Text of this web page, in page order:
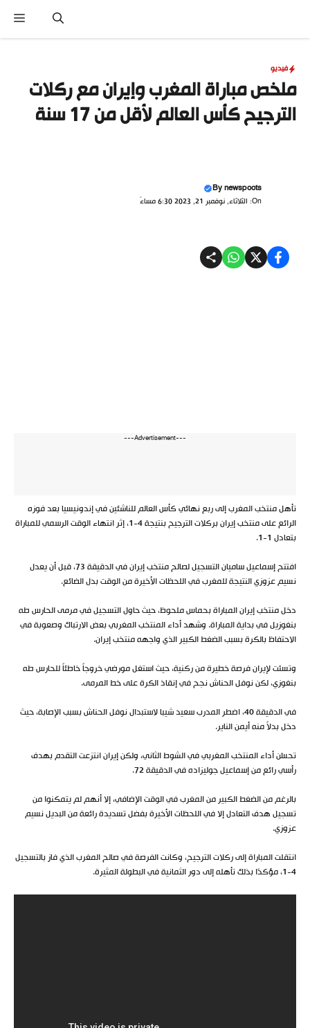
المحتوى
فيديو
ملخص مباراة المغرب وإيران مع ركلات
الترجيح كأس العالم لأقل من 17 سنة
Bynewspoots
On: الثلاثاء, نوفمبر 21, 2023 6:30 مساءً
---Advertisement---
تأهل منتخب المغرب إلى ربع نهائي كأس العالم للناشئين في إندونيسيا بعد فوزه
الرائع على منتخب إيران بركلات الترجيح بنتيجة 4-1، إثر انتهاء الوقت الرسمي للمباراة
بتعادل 1-1.
افتتح إسماعيل ساميان التسجيل لصالح منتخب إيران في الدقيقة 73، قبل أن يعدل
نسيم عزوزي النتيجة للمغرب في اللحظات الأخيرة من الوقت بدل الضائع.
دخل منتخب إيران المباراة بحماس ملحوظ، حيث حاول التسجيل في مرمى الحارس طه
بنغوزيل في بداية المباراة. وشهد أداء المنتخب المغربي بعض الارتباك وصعوبة في
الاحتفاظ بالكرة بسبب الضغط الكبير الذي واجهه منتخب إيران.
وتسنّت لإيران فرصة خطيرة من ركنية، حيث استغل مورضي خروجاً خاطئاً للحارس طه
بنغوزي، لكن نوفل الحناش نجح في إنقاذ الكرة على خط المرمى.
في الدقيقة 40، اضطر المدرب سعيد شيبا لاستبدال نوفل الحناش بسبب الإصابة، حيث
دخل بدلاً منه أيمن الناير.
تحسّن أداء المنتخب المغربي في الشوط الثاني، ولكن إيران انتزعت التقدم بهدف
رأسي رائع من إسماعيل جوليزاده في الدقيقة 72.
بالرغم من الضغط الكبير من المغرب في الوقت الإضافي، إلا أنهم لم يتمكنوا من
تسجيل هدف التعادل إلا في اللحظات الأخيرة بفضل تسديدة رائعة من البديل نسيم
عزوزي.
انتقلت المباراة إلى ركلات الترجيح، وكانت الفرصة في صالح المغرب الذي فاز بالتسجيل
4-1، مؤكدًا بذلك تأهله إلى دور الثمانية في البطولة المثيرة.